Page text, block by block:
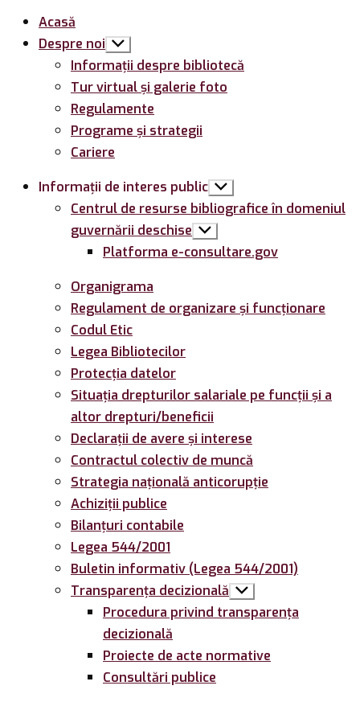
Acasă
Despre noi Arată
submeniul
Informații despre bibliotecă
Tur virtual și galerie foto
Regulamente
Programe și strategii
Cariere
Informații de interes public Arată
submeniul
Centrul de resurse bibliografice în domeniul
guvernării deschise Arată
submeniul
Platforma e-consultare.gov
Organigrama
Regulament de organizare și funcționare
Codul Etic
Legea Bibliotecilor
Protecția datelor
Situația drepturilor salariale pe funcții și a
altor drepturi/beneficii
Declarații de avere și interese
Contractul colectiv de muncă
Strategia națională anticorupție
Achiziții publice
Bilanțuri contabile
Legea 544/2001
Buletin informativ (Legea 544/2001)
Transparența decizională Arată
submeniul
Procedura privind transparența
decizională
Proiecte de acte normative
Consultări publice